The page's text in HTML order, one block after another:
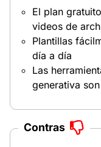
El plan
videos de
Plantillas
día a día
Las
generativa
Contras